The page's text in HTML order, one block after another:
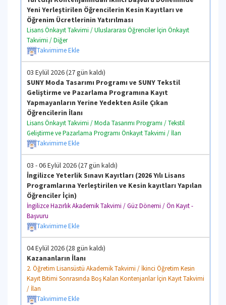
Yeni Yerleştirilen Öğrencilerin Kesin Kayıtları ve
Öğrenim Ücretlerinin Yatırılması
Lisans Önkayıt Takvimi / Uluslararası Öğrenciler İçin Önkayıt
Takvimi / Diğer
Takvimime Ekle
03 Eylül 2026 (27 gün kaldı)
SUNY Moda Tasarımı Programı ve SUNY Tekstil
Geliştirme ve Pazarlama Programına Kayıt
Yapmayanların Yerine Yedekten Asile Çıkan
Öğrencilerin İlanı
Lisans Önkayıt Takvimi / Moda Tasarımı Programı / Tekstil
Geliştirme ve Pazarlama Programı Önkayıt Takvimi / İlan
Takvimime Ekle
03 - 06 Eylül 2026 (27 gün kaldı)
İngilizce Yeterlik Sınavı Kayıtları (2026 Yılı Lisans
Programlarına Yerleştirilen ve Kesin kayıtları Yapılan
Öğrenciler İçin)
İngilizce Hazırlık Akademik Takvimi / Güz Dönemi / Ön Kayıt -
Başvuru
Takvimime Ekle
04 Eylül 2026 (28 gün kaldı)
Kazananların İlanı
2. Öğretim Lisansüstü Akademik Takvimi / İkinci Öğretim Kesin
Kayıt Bitimi Sonrasında Boş Kalan Kontenjanlar İçin Kayıt Takvimi
/ İlan
Takvimime Ekle